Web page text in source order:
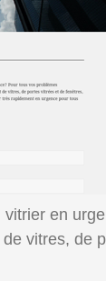
en
vitres, de